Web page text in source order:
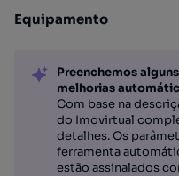
Equipamento
Preenchemos
melhorias
Com base na
do Imovirtual
detalhes. Os
ferramenta
estão assinalados